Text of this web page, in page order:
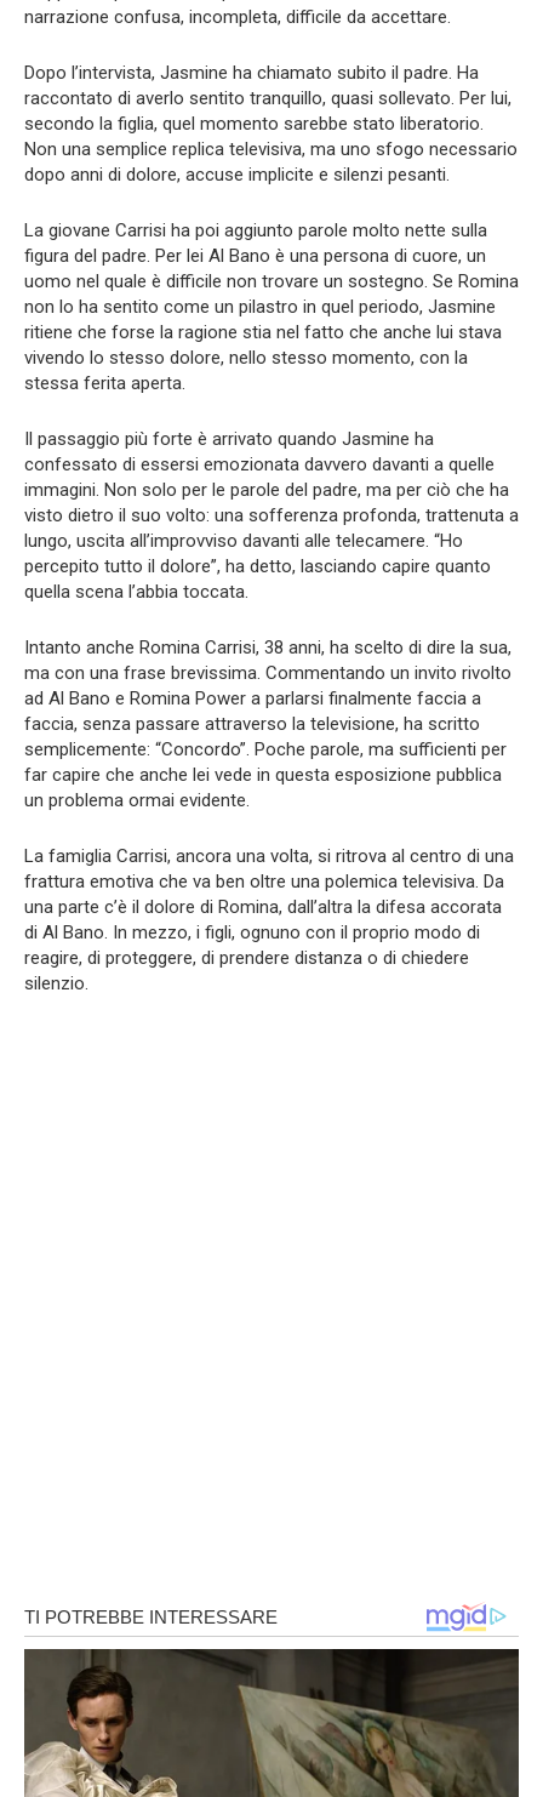
narrazione confusa, incompleta, difficile da accettare.
Dopo l’intervista, Jasmine ha chiamato subito il padre. Ha
raccontato di averlo sentito tranquillo, quasi sollevato. Per lui,
secondo la figlia, quel momento sarebbe stato liberatorio.
Non una semplice replica televisiva, ma uno sfogo necessario
dopo anni di dolore, accuse implicite e silenzi pesanti.
La giovane Carrisi ha poi aggiunto parole molto nette sulla
figura del padre. Per lei Al Bano è una persona di cuore, un
uomo nel quale è difficile non trovare un sostegno. Se Romina
non lo ha sentito come un pilastro in quel periodo, Jasmine
ritiene che forse la ragione stia nel fatto che anche lui stava
vivendo lo stesso dolore, nello stesso momento, con la
stessa ferita aperta.
Il passaggio più forte è arrivato quando Jasmine ha
confessato di essersi emozionata davvero davanti a quelle
immagini. Non solo per le parole del padre, ma per ciò che ha
visto dietro il suo volto: una sofferenza profonda, trattenuta a
lungo, uscita all’improvviso davanti alle telecamere. “Ho
percepito tutto il dolore”, ha detto, lasciando capire quanto
quella scena l’abbia toccata.
Intanto anche Romina Carrisi, 38 anni, ha scelto di dire la sua,
ma con una frase brevissima. Commentando un invito rivolto
ad Al Bano e Romina Power a parlarsi finalmente faccia a
faccia, senza passare attraverso la televisione, ha scritto
semplicemente: “Concordo”. Poche parole, ma sufficienti per
far capire che anche lei vede in questa esposizione pubblica
un problema ormai evidente.
La famiglia Carrisi, ancora una volta, si ritrova al centro di una
frattura emotiva che va ben oltre una polemica televisiva. Da
una parte c’è il dolore di Romina, dall’altra la difesa accorata
di Al Bano. In mezzo, i figli, ognuno con il proprio modo di
reagire, di proteggere, di prendere distanza o di chiedere
silenzio.